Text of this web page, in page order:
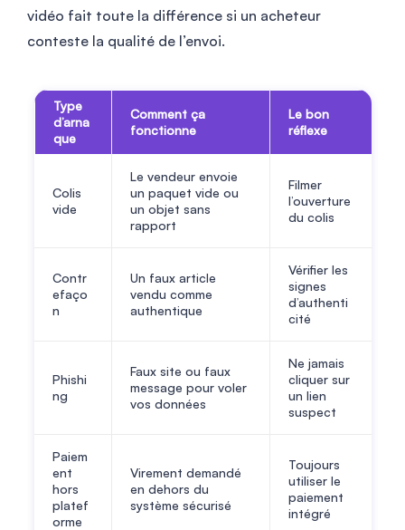
vidéo fait toute la différence si un acheteur
conteste la qualité de l’envoi.
Type
d’arna
que
Comment ça
fonctionne
Le bon
réflexe
Colis
vide
Le vendeur envoie
un paquet vide ou
un objet sans
rapport
Filmer
l’ouverture
du colis
Contr
efaço
n
Un faux article
vendu comme
authentique
Vérifier les
signes
d’authenti
cité
Phishi
ng
Faux site ou faux
message pour voler
vos données
Ne jamais
cliquer sur
un lien
suspect
Paiem
ent
hors
platef
orme
Virement demandé
en dehors du
système sécurisé
Toujours
utiliser le
paiement
intégré